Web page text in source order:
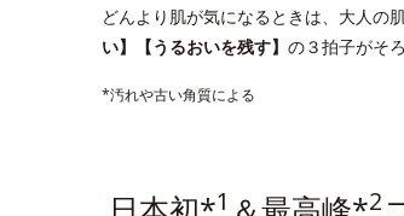
どんより肌が気になるときは、大人の
い】【うるおいを残す】 の３拍子がそ
*汚れや古い角質による
1 2